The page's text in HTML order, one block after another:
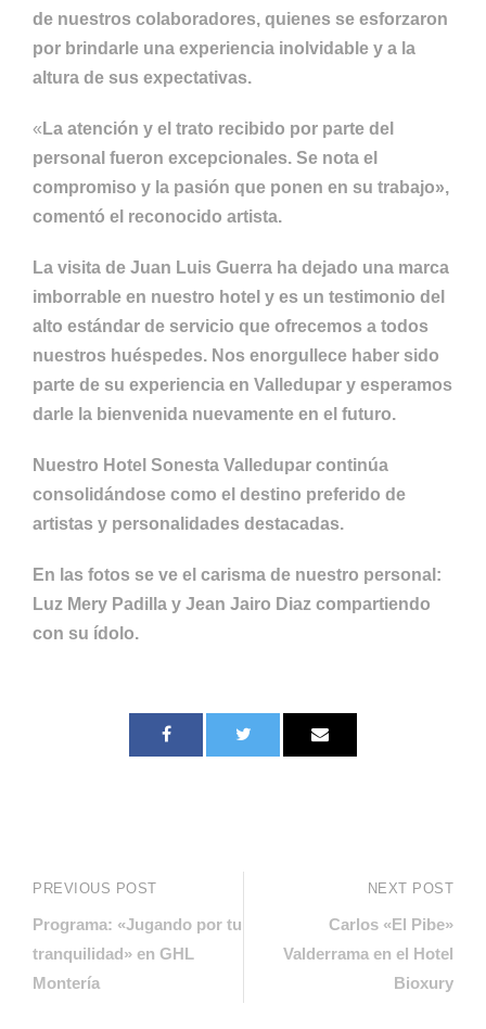
de nuestros colaboradores, quienes se esforzaron
por brindarle una experiencia inolvidable y a la
altura de sus expectativas.
« La atención y el trato recibido por parte del
personal fueron excepcionales. Se nota el
compromiso y la pasión que ponen en su trabajo»,
comentó el reconocido artista.
La visita de Juan Luis Guerra ha dejado una marca
imborrable en nuestro hotel y es un testimonio del
alto estándar de servicio que ofrecemos a todos
nuestros huéspedes. Nos enorgullece haber sido
parte de su experiencia en Valledupar y esperamos
darle la bienvenida nuevamente en el futuro.
Nuestro Hotel Sonesta Valledupar continúa
consolidándose como el destino preferido de
artistas y personalidades destacadas.
En las fotos se ve el carisma de nuestro personal:
Luz Mery Padilla y Jean Jairo Diaz compartiendo
con su ídolo.
PREVIOUS POST
Programa: «Jugando por tu
tranquilidad» en GHL
Montería
NEXT POST
Carlos «El Pibe»
Valderrama en el Hotel
Bioxury